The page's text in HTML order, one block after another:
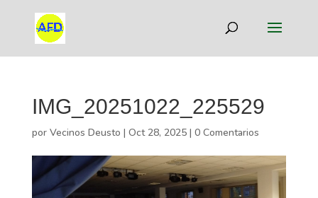
IMG_20251022_225529
por Vecinos Deusto | Oct 28, 2025| 0 Comentarios